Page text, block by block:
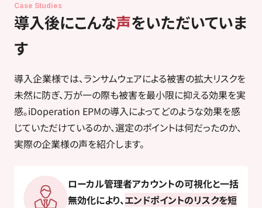
Case Studies
導入後にこんな声をいただいていま
す
導入企業様では、ランサムウェアによる被害の拡大リスクを
未然に防ぎ、万が一の際も被害を最小限に抑える効果を実
感。iDoperation EPMの導入によってどのような効果を感
じていただけているのか、選定のポイントは何だったのか、
実際の企業様の声を紹介します。
ローカル管理者アカウントの可視化と一括
無効化により、エンドポイントのリスクを短